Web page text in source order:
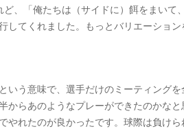
、「俺たちは（サイドに）餌をまいて
てくれました。もっとバリエーショ
いう意味で、選手だけのミーティング
からあのようなプレーができたのかな
れたのが良かったです。球際は負け